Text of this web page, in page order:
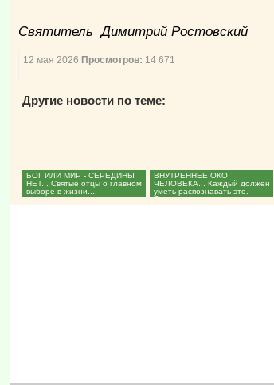
Святитель Димитрий Ростовский
12 мая 2026 Просмотров: 14 671
Другие новости по теме:
БОГ ИЛИ МИР - СЕРЕДИНЫ
НЕТ... Святые отцы о главном
выборе в жизни....
ВНУТРЕННЕЕ ОКО
ЧЕЛОВЕКА... Каждый должен
уметь распознавать это.
Больше, чем телесное зрение
и...